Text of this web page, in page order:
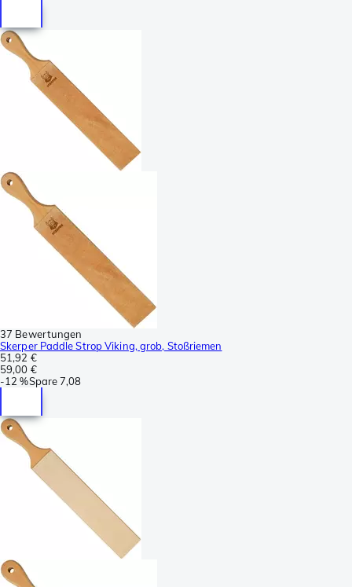
37 Bewertungen
Skerper Paddle Strop Viking, grob, Stoßriemen
51,92 €
59,00 €
-12 %Spare7,08